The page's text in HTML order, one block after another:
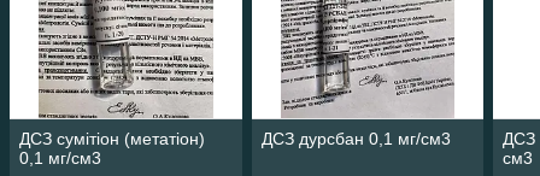
ДСЗ сумітіон (метатіон)
0,1 мг/см3
ДСЗ дурсбан 0,1 мг/см3
ДСЗ
см3